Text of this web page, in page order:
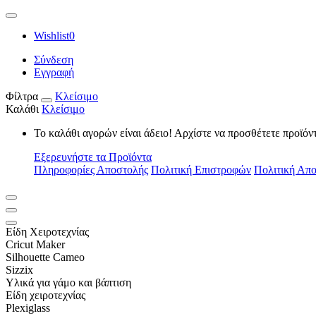
Wishlist0
Σύνδεση
Εγγραφή
Φίλτρα
Κλείσιμο
Καλάθι Κλείσιμο
Το καλάθι αγορών είναι άδειο! Αρχίστε να προσθέτετε
Εξερευνήστε τα Προϊόντα
Πληροφορίες Αποστολής Πολιτική Επιστροφών Πολιτική
Είδη Xειροτεχνίας
Cricut Maker
Silhouette Cameo
Sizzix
Υλικά για γάμο και βάπτιση
Είδη χειροτεχνίας
Plexiglass